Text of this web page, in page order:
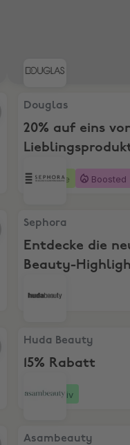
Geschenk ab €110
Douglas, 20% auf
Douglas
20% auf eins
4 Tage Boosted
Sephora, Entdecke
Sephora
Entdecke die
Beauty-
Huda Beauty, 15%
Huda Beauty
15% Rabatt
Exklusiv
Asambeauty, 20%
Asambeauty